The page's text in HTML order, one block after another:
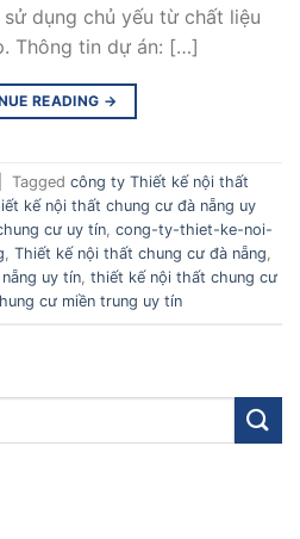
dụng chủ yếu từ chất liệu
Thông tin dự án: […]
READING →
Tagged công ty Thiết kế nội thất
kế nội thất chung cư đà nẵng uy
cư uy tín, cong-ty-thiet-ke-noi-
, Thiết kế nội thất chung cư đà nẵng,
uy tín, thiết kế nội thất chung cư
cư miền trung uy tín